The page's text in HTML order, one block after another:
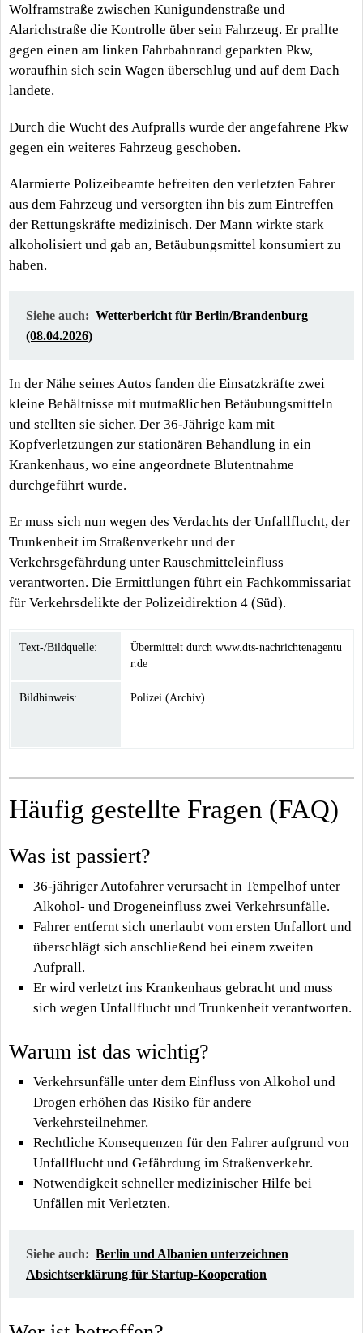
Wolframstraße zwischen Kunigundenstraße und
Alarichstraße die Kontrolle über sein Fahrzeug. Er prallte
gegen einen am linken Fahrbahnrand geparkten Pkw,
woraufhin sich sein Wagen überschlug und auf dem Dach
landete.
Durch die Wucht des Aufpralls wurde der angefahrene Pkw
gegen ein weiteres Fahrzeug geschoben.
Alarmierte Polizeibeamte befreiten den verletzten Fahrer
aus dem Fahrzeug und versorgten ihn bis zum Eintreffen
der Rettungskräfte medizinisch. Der Mann wirkte stark
alkoholisiert und gab an, Betäubungsmittel konsumiert zu
haben.
Siehe auch: Wetterbericht für Berlin/Brandenburg
(08.04.2026)
In der Nähe seines Autos fanden die Einsatzkräfte zwei
kleine Behältnisse mit mutmaßlichen Betäubungsmitteln
und stellten sie sicher. Der 36-Jährige kam mit
Kopfverletzungen zur stationären Behandlung in ein
Krankenhaus, wo eine angeordnete Blutentnahme
durchgeführt wurde.
Er muss sich nun wegen des Verdachts der Unfallflucht, der
Trunkenheit im Straßenverkehr und der
Verkehrsgefährdung unter Rauschmitteleinfluss
verantworten. Die Ermittlungen führt ein Fachkommissariat
für Verkehrsdelikte der Polizeidirektion 4 (Süd).
Text-/Bildquelle:
Übermittelt durch www.dts-nachrichtenagentu
r.de
Bildhinweis: Polizei (Archiv)
Häufig gestellte Fragen (FAQ)
Was ist passiert?
36-jähriger Autofahrer verursacht in Tempelhof unter
Alkohol- und Drogeneinfluss zwei Verkehrsunfälle.
Fahrer entfernt sich unerlaubt vom ersten Unfallort und
überschlägt sich anschließend bei einem zweiten
Aufprall.
Er wird verletzt ins Krankenhaus gebracht und muss
sich wegen Unfallflucht und Trunkenheit verantworten.
Warum ist das wichtig?
Verkehrsunfälle unter dem Einfluss von Alkohol und
Drogen erhöhen das Risiko für andere
Verkehrsteilnehmer.
Rechtliche Konsequenzen für den Fahrer aufgrund von
Unfallflucht und Gefährdung im Straßenverkehr.
Notwendigkeit schneller medizinischer Hilfe bei
Unfällen mit Verletzten.
Siehe auch: Berlin und Albanien unterzeichnen
Absichtserklärung für Startup-Kooperation